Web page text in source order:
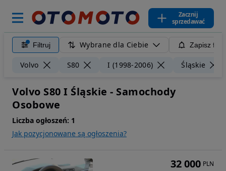
Zacznij
sprzedawać
Filtruj Wybrane dla Ciebie Zapisz
Volvo S80 I (1998-2006) Śląskie
Volvo S80 I Śląskie - Samochody
Osobowe
Liczba ogłoszeń: 1
Jak pozycjonowane są ogłoszenia?
32 000 PLN